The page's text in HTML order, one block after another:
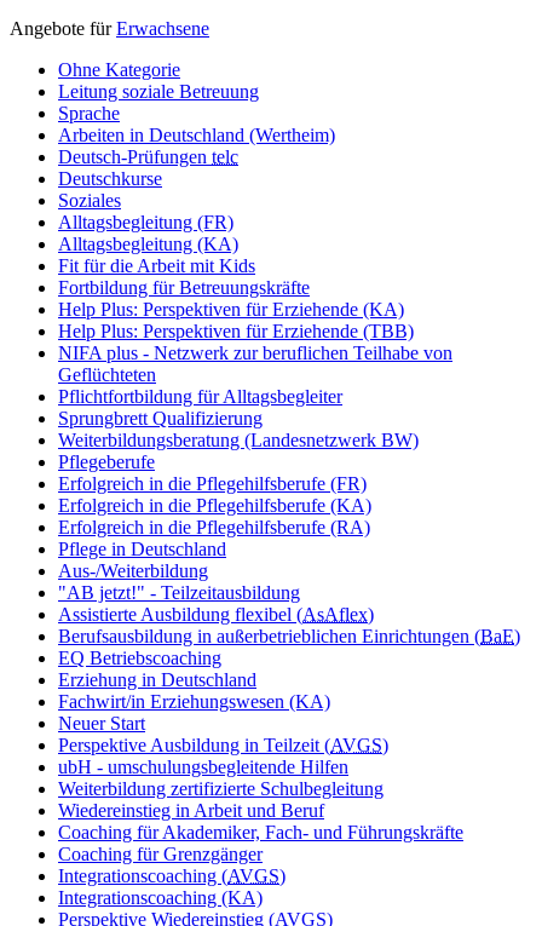
Angebote fürErwachsene
Ohne Kategorie
Leitung soziale Betreuung
Sprache
Arbeiten in Deutschland (Wertheim)
Deutsch-Prüfungen telc
Deutschkurse
Soziales
Alltagsbegleitung (FR)
Alltagsbegleitung (KA)
Fit für die Arbeit mit Kids
Fortbildung für Betreuungskräfte
Help Plus: Perspektiven für Erziehende (KA)
Help Plus: Perspektiven für Erziehende (TBB)
NIFA plus - Netzwerk zur beruflichen Teilhabe von
Geflüchteten
Pflichtfortbildung für Alltagsbegleiter
Sprungbrett Qualifizierung
Weiterbildungsberatung (Landesnetzwerk BW)
Pflegeberufe
Erfolgreich in die Pflegehilfsberufe (FR)
Erfolgreich in die Pflegehilfsberufe (KA)
Erfolgreich in die Pflegehilfsberufe (RA)
Pflege in Deutschland
Aus-/Weiterbildung
"AB jetzt!" - Teilzeitausbildung
Assistierte Ausbildung flexibel (AsAflex)
Berufsausbildung in außerbetrieblichen Einrichtungen (BaE)
EQ Betriebscoaching
Erziehung in Deutschland
Fachwirt/in Erziehungswesen (KA)
Neuer Start
Perspektive Ausbildung in Teilzeit (AVGS)
ubH - umschulungsbegleitende Hilfen
Weiterbildung zertifizierte Schulbegleitung
Wiedereinstieg in Arbeit und Beruf
Coaching für Akademiker, Fach- und Führungskräfte
Coaching für Grenzgänger
Integrationscoaching (AVGS)
Integrationscoaching (KA)
Perspektive Wiedereinstieg (AVGS)